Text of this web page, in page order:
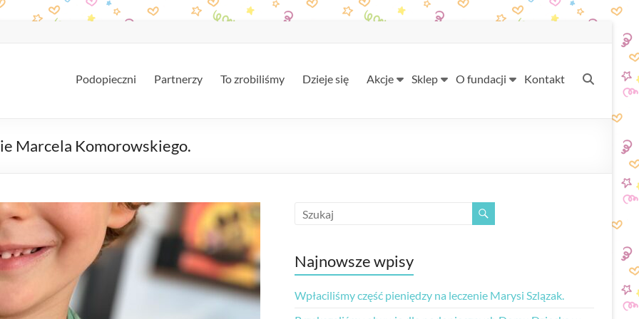
Podopieczni Partnerzy To zrobiliśmy Dzieje się Akcje Sklep O fundacji Kontakt
Marcela Komorowskiego.
Najnowsze wpisy
Wpłaciliśmy część pieniędzy na leczenie Marysi Szlązak.